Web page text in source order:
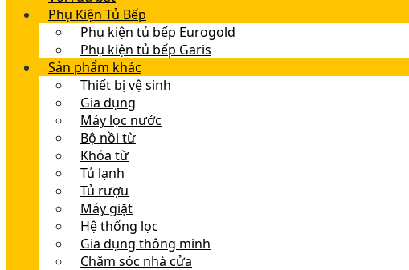
Phụ Kiện Tủ Bếp
Phụ kiện tủ bếp Eurogold
Phụ kiện tủ bếp Garis
Sản phẩm khác
Thiết bị vệ sinh
Gia dụng
Máy lọc nước
Bộ nồi từ
Khóa từ
Tủ lạnh
Tủ rượu
Máy giặt
Hệ thống lọc
Gia dụng thông minh
Chăm sóc nhà cửa